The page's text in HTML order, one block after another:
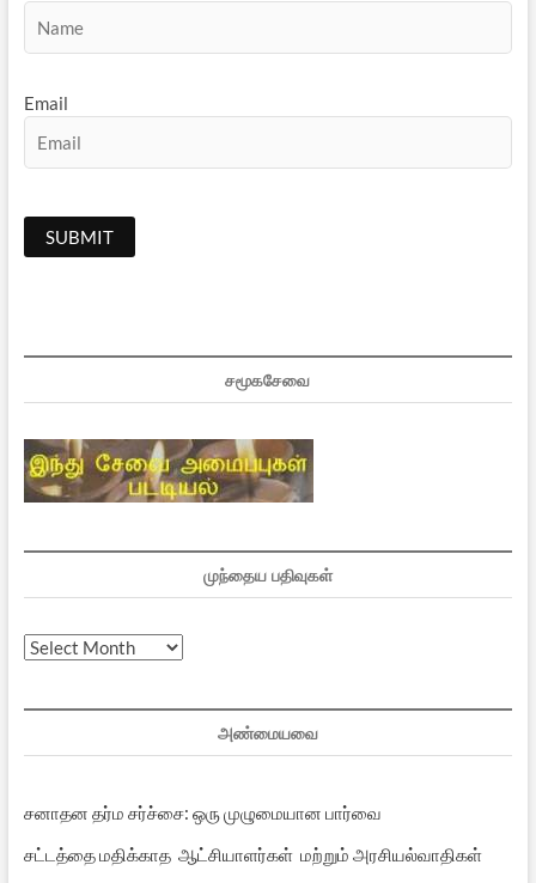
Email
சமூகசேவை
முந்தைய பதிவுகள்
முந்தைய
அண்மையவை
சனாதன தர்ம சர்ச்சை: ஒரு முழுமையான பார்வை
சட்டத்தை மதிக்காத ஆட்சியாளர்கள் மற்றும் அரசியல்வாதிகள்